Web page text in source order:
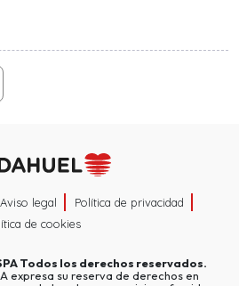
Aviso legal
Política de privacidad
de cookies
Todos los derechos reservados.
expresa su reserva de derechos en